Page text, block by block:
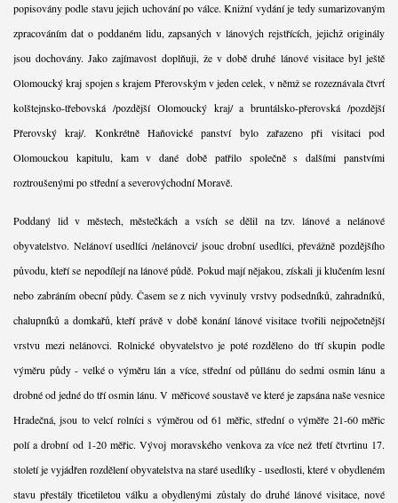
popisovány podle stavu jejich uchování po válce. Knižní vydání je tedy sumarizovaným
zpracováním dat o poddaném lidu, zapsaných v lánových rejstřících, jejichž originály
jsou dochovány. Jako zajímavost doplňuji, že v době druhé lánové visitace byl ještě
Olomoucký kraj spojen s krajem Přerovským v jeden celek, v němž se rozeznávala čtvrť
kolštejnsko-třebovská /pozdější Olomoucký kraj/ a bruntálsko-přerovská /pozdější
Přerovský kraj/. Konkrétně Haňovické panství bylo zařazeno při visitaci pod
Olomouckou kapitulu, kam v dané době patřilo společně s dalšími panstvími
roztroušenými po střední a severovýchodní Moravě.
Poddaný lid v městech, městečkách a vsích se dělil na tzv. lánové a nelánové
obyvatelstvo. Nelánoví usedlíci /nelánovci/ jsouc drobní usedlíci, převážně pozdějšího
původu, kteří se nepodílejí na lánové půdě. Pokud mají nějakou, získali ji klučením lesní
nebo zabráním obecní půdy. Časem se z nich vyvinuly vrstvy podsedníků, zahradníků,
chalupníků a domkařů, kteří právě v době konání lánové visitace tvořili nejpočetnější
vrstvu mezi nelánovci. Rolnické obyvatelstvo je poté rozděleno do tří skupin podle
výměru půdy - velké o výměru lán a více, střední od půllánu do sedmi osmin lánu a
drobné od jedné do tří osmin lánu. V měřicové soustavě ve které je zapsána naše vesnice
Hradečná, jsou to velcí rolníci s výměrou od 61 měřic, střední o výměře 21-60 měřic
polí a drobní od 1-20 měřic. Vývoj moravského venkova za více než třetí čtvrtinu 17.
století je vyjádřen rozdělení obyvatelstva na staré usedlíky - usedlosti, které v obydleném
stavu přestály třicetiletou válku a obydlenými zůstaly do druhé lánové visitace, nové